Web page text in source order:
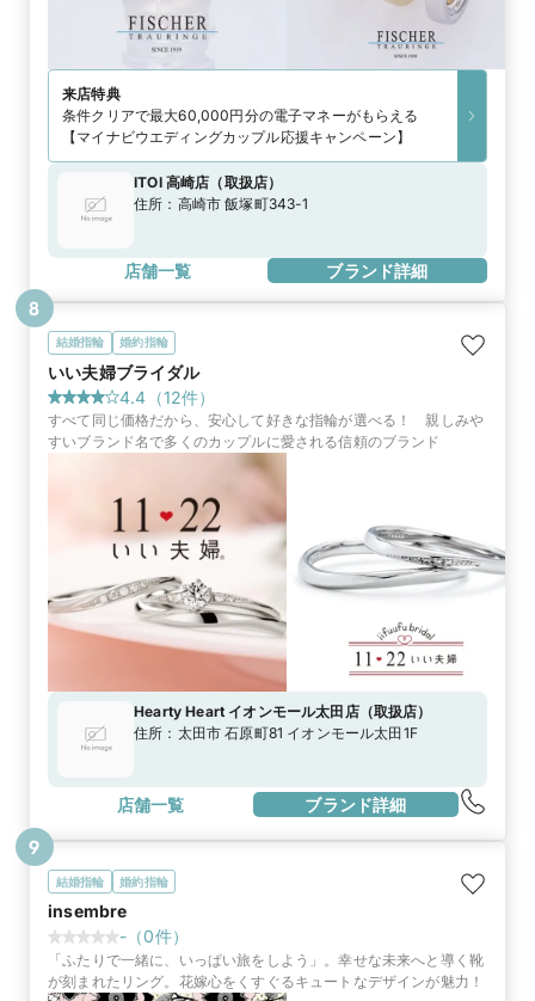
来店特典
条件クリアで最大60,000円分の電子マネーがもらえる
【マイナビウエディングカップル応援キャンペーン】
ITOI 高崎店 （取扱店）
住所： 高崎市 飯塚町343-1
店舗一覧 ブランド詳細
結婚指輪 婚約指輪
いい夫婦ブライダル
4.4 （12件）
すべて同じ価格だから、安心して好きな指輪が選べる！ 親しみや
すいブランド名で多くのカップルに愛される信頼のブランド
Hearty Heart イオンモール太田店（取扱店）
住所： 太田市 石原町81 イオンモール太田1F
店舗一覧 ブランド詳細
8
結婚指輪 婚約指輪
insembre
- （0件）
「ふたりで一緒に、いっぱい旅をしよう」。幸せな未来へと導く靴
が刻まれたリング。花嫁心をくすぐるキュートなデザインが魅力！
9